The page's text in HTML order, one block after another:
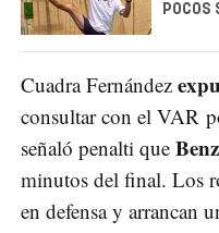
POCOS
Cuadra Fernández
consultar con el VAR
señaló penalti que
minutos del final. Los
en defensa y arrancan